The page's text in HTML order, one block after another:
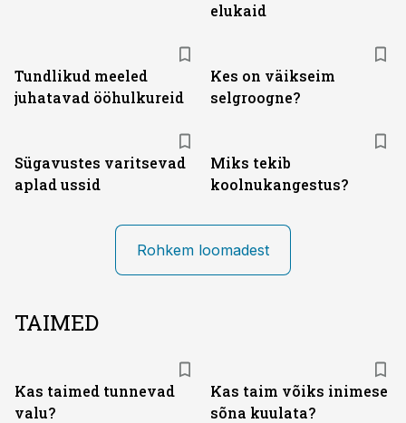
elukaid
Tundlikud meeled
juhatavad ööhulkureid
Kes on väikseim
selgroogne?
Sügavustes varitsevad
aplad ussid
Miks tekib
koolnukangestus?
Rohkem loomadest
TAIMED
Kas taimed tunnevad
valu?
Kas taim võiks inimese
sõna kuulata?